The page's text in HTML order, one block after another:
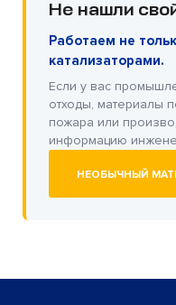
Не нашли
Работаем не
катализаторами.
Если у вас
отходы, материалы
пожара или
информацию
НЕОБЫЧНЫЙ